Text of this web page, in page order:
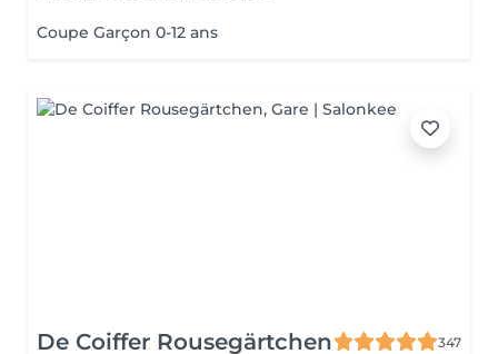
Coupe Garçon 0-12 ans
De Coiffer Rousegärtchen
347